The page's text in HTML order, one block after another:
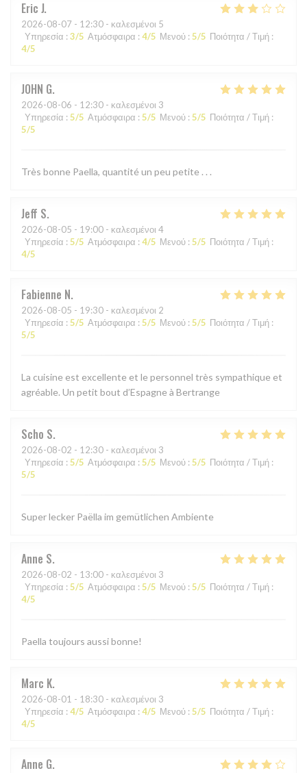
Eric J
2026-08-07 - 12:30 - καλεσμένοι 5
Υπηρεσία : 3/5 Ατμόσφαιρα : 4/5 Μενού : 5/5 Ποιότητα / Τιμή :
4/5
JOHN G
2026-08-06 - 12:30 - καλεσμένοι 3
Υπηρεσία : 5/5 Ατμόσφαιρα : 5/5 Μενού : 5/5 Ποιότητα / Τιμή :
5/5
Très bonne Paella, quantité un peu petite . . .
Jeff S
2026-08-05 - 19:00 - καλεσμένοι 4
Υπηρεσία : 5/5 Ατμόσφαιρα : 4/5 Μενού : 5/5 Ποιότητα / Τιμή :
4/5
Fabienne N
2026-08-05 - 19:30 - καλεσμένοι 2
Υπηρεσία : 5/5 Ατμόσφαιρα : 5/5 Μενού : 5/5 Ποιότητα / Τιμή :
5/5
La cuisine est excellente et le personnel très sympathique et
agréable. Un petit bout d’Espagne à Bertrange
Scho S
2026-08-02 - 12:30 - καλεσμένοι 3
Υπηρεσία : 5/5 Ατμόσφαιρα : 5/5 Μενού : 5/5 Ποιότητα / Τιμή :
5/5
Super lecker Paëlla im gemütlichen Ambiente
Anne S
2026-08-02 - 13:00 - καλεσμένοι 3
Υπηρεσία : 5/5 Ατμόσφαιρα : 5/5 Μενού : 5/5 Ποιότητα / Τιμή :
4/5
Paella toujours aussi bonne!
Marc K
2026-08-01 - 18:30 - καλεσμένοι 3
Υπηρεσία : 4/5 Ατμόσφαιρα : 4/5 Μενού : 5/5 Ποιότητα / Τιμή :
4/5
Anne G